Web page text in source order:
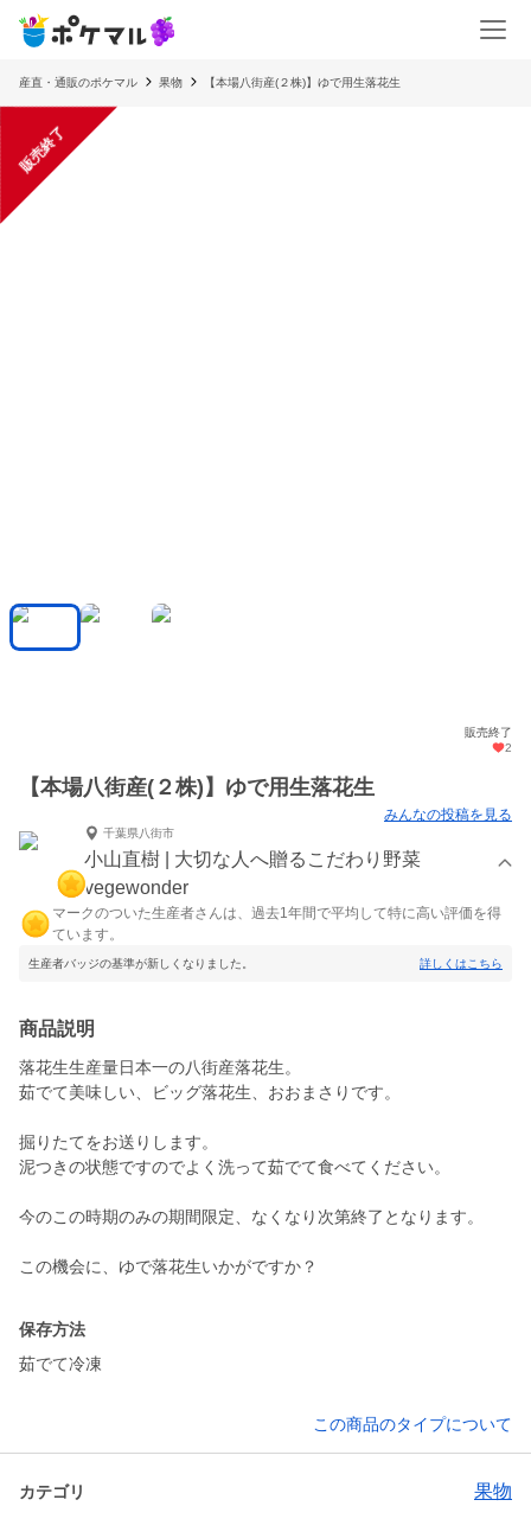
産直・通販のポケマル 果物 【本場八街産(２株)】ゆで用生落花生
販売終了
販売終了
2
【本場八街産(２株)】ゆで用生落花生
みんなの投稿を見る
千葉県八街市
小山直樹 | 大切な人へ贈るこだわり野菜
vegewonder
マークのついた生産者さんは、過去1年間で平均して特に高い評価を得
ています。
生産者バッジの基準が新しくなりました。 詳しくはこちら
商品説明
落花生生産量日本一の八街産落花生。
茹でて美味しい、ビッグ落花生、おおまさりです。
掘りたてをお送りします。
泥つきの状態ですのでよく洗って茹でて食べてください。
今のこの時期のみの期間限定、なくなり次第終了となります。
この機会に、ゆで落花生いかがですか？
保存方法
茹でて冷凍
この商品のタイプについて
カテゴリ 果物